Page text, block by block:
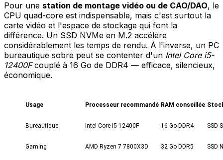
Pour une station de montage vidéo ou de CAO/DAO, le
CPU quad-core est indispensable, mais c'est surtout la
carte vidéo et l'espace de stockage qui font la
différence. Un SSD NVMe en M.2 accélère
considérablement les temps de rendu. À l'inverse, un PC
bureautique sobre peut se contenter d'un Intel Core i5-
12400Fcouplé à 16 Go de DDR4 — efficace, silencieux,
économique.
Usage Processeur recommandé RAM conseillée
Bureautique Intel Core i5-12400F 16 Go DDR4 SSD
Gaming AMD Ryzen 7 7800X3D 32 Go DDR5 SSD